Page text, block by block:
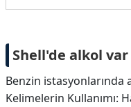
Shell'de alkol var
Benzin istasyonlarında
Kelimelerin Kullanımı: